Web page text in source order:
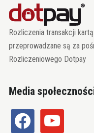
Rozliczenia transakcji
przeprowadzane są za
Rozliczeniowego Dotpay
Media
facebook youtube